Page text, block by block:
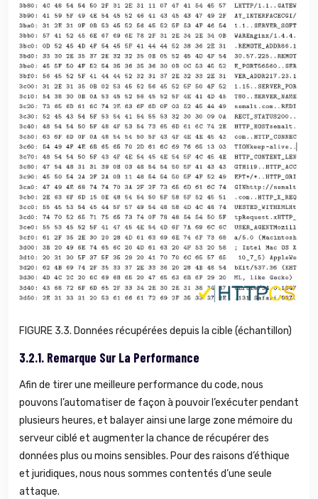
FIGURE 3.3. Données récupérées depuis la cible (échantillon)
3.2.1. Remarque Sur La Performance
Afin de tirer une meilleure performance du code, nous
pouvons l’automatiser de façon à pouvoir l’exécuter pendant
plusieurs heures, et balayer ainsi une large zone mémoire du
serveur ciblé et augmenter la chance de récupérer des
données plus ou moins sensibles. Pour des raisons d’éthique
et juridiques, nous nous sommes contentés d’une seule
attaque.